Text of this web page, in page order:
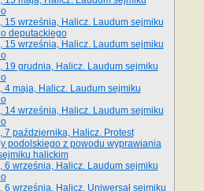
15 września, Halicz. Laudum sejmiku
deputackiego
15 września, Halicz. Laudum sejmiku
19 grudnia, Halicz. Laudum sejmiku
4 maja, Halicz. Laudum sejmiku
14 września, Halicz. Laudum sejmiku
7 października, Halicz. Protest
podolskiego z powodu wyprawiania
halickim
6 września, Halicz. Laudum sejmiku
6 września, Halicz. Uniwersał sejmiku